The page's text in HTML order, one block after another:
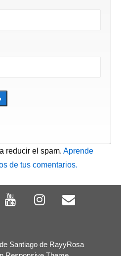
reducir el spam. Aprende
de tus comentarios.
Santiago de RayyRosa